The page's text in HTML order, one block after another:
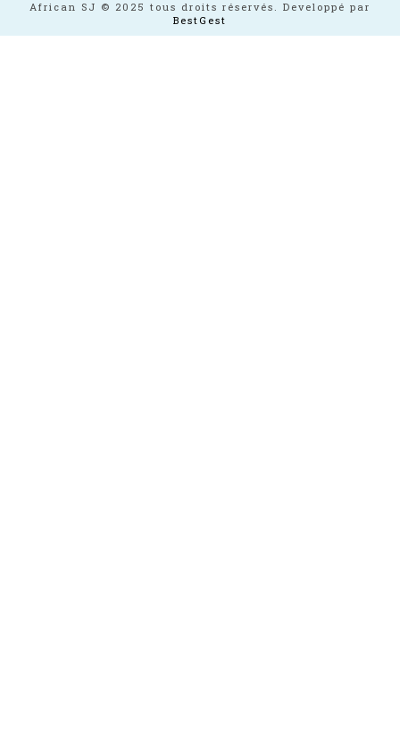
African SJ © 2025 tous droits réservés. Developpé par
BestGest